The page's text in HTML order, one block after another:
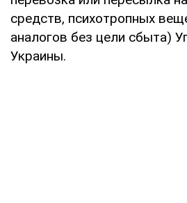
средств, психотропных
аналогов без цели сбыта)
Украины.